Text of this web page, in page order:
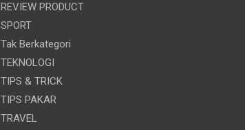
REVIEW PRODUCT
SPORT
Tak Berkategori
TEKNOLOGI
TIPS & TRICK
TIPS PAKAR
TRAVEL